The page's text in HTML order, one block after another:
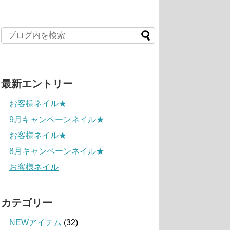
最新エントリー
お客様ネイル★
9月キャンペーンネイル★
お客様ネイル★
8月キャンペーンネイル★
お客様ネイル
カテゴリー
NEWアイテム (32)